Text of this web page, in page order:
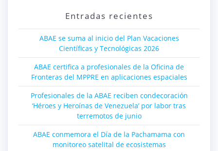
Entradas recientes
ABAE se suma al inicio del Plan Vacaciones
Científicas y Tecnológicas 2026
ABAE certifica a profesionales de la Oficina de
Fronteras del MPPRE en aplicaciones espaciales
Profesionales de la ABAE reciben condecoración
‘Héroes y Heroínas de Venezuela’ por labor tras
terremotos de junio
ABAE conmemora el Día de la Pachamama con
monitoreo satelital de ecosistemas